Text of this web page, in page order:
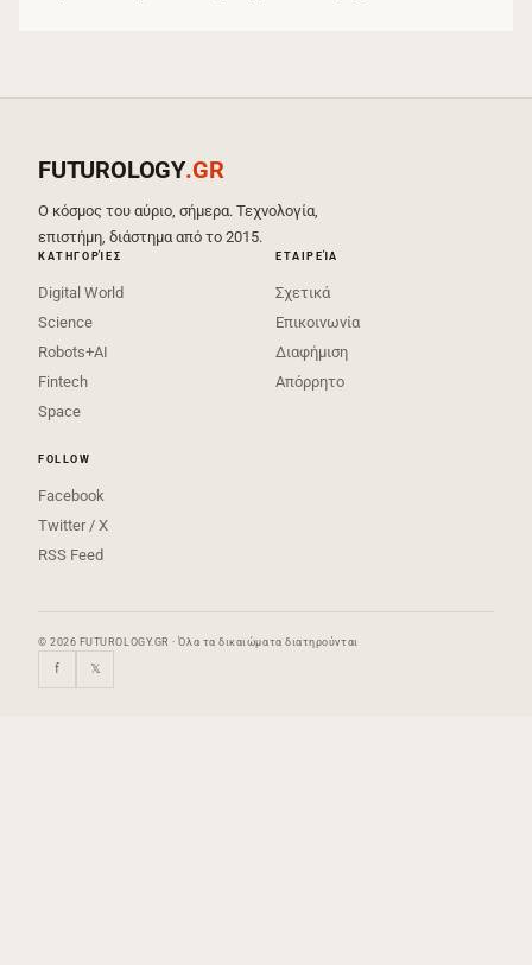
FUTUROLOGY.GR
Ο κόσμος του αύριο, σήμερα. Τεχνολογία,
επιστήμη, διάστημα από το 2015.
ΚΑΤΗΓΟΡΊΕΣ
Digital World
Science
Robots+AI
Fintech
Space
ΕΤΑΙΡΕΊΑ
Σχετικά
Επικοινωνία
Διαφήμιση
Απόρρητο
FOLLOW
Facebook
Twitter / X
RSS Feed
© 2026 FUTUROLOGY.GR · Όλα τα δικαιώματα διατηρούνται
f 𝕏